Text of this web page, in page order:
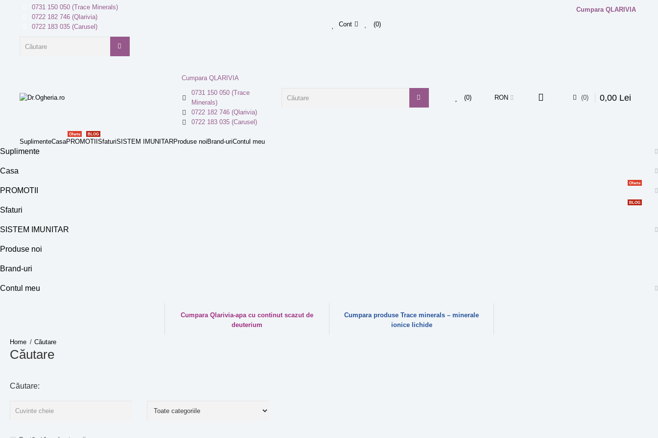
0731 150 050 (Trace Minerals)
0722 182 746 (Qlarivia)
0722 183 035 (Carusel)
Cumpara QLARIVIA
Cont
0
Cumpara QLARIVIA
0731 150 050 (Trace
Minerals)
0722 182 746 (Qlarivia)
0722 183 035 (Carusel)
0 RON 0 0,00 Lei
SuplimenteCasaPROMOTII
Oferte
Sfaturi
BLOG
SISTEM IMUNITARProduse noi Brand-uriContul meu
Suplimente
Casa
PROMOTII
Oferte
Sfaturi
BLOG
SISTEM IMUNITAR
Produse noi
Brand-uri
Contul meu
Cumpara Qlarivia-apa cu continut scazut de
deuterium
Cumpara produse Trace minerals – minerale
ionice lichide
Căutare
Căutare
Căutare: